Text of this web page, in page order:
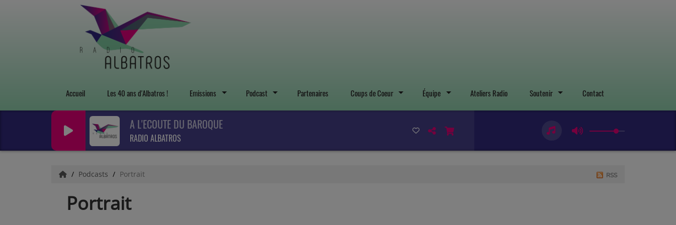
Accueil Les 40 ans d'Albatros ! Emissions Podcast Partenaires Coups de Coeur Équipe Ateliers Radio Soutenir Contact
A L'ECOUTE DU BAROQUE
RADIO ALBATROS
Podcasts Portrait
Portrait
RSS